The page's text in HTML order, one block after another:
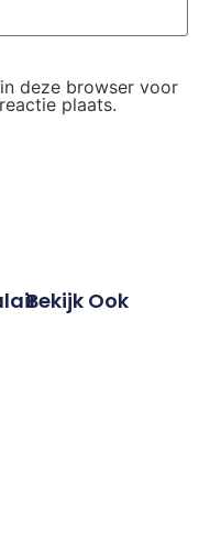
deze browser voor
plaats.
Bekijk Ook